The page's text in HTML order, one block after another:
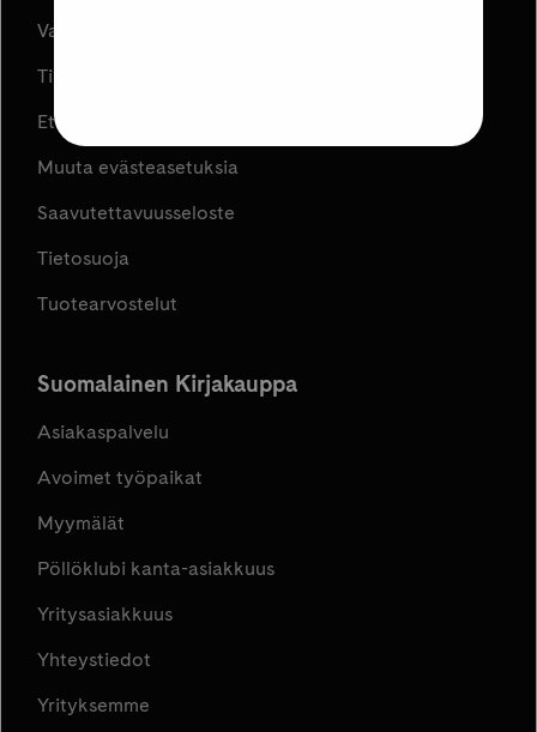
Varaa ja Nouda
Tilaus- ja toimitusehdot
Etujen ja kampanjoiden ehdot
Muuta evästeasetuksia
Saavutettavuusseloste
Tietosuoja
Tuotearvostelut
Suomalainen Kirjakauppa
Asiakaspalvelu
Avoimet työpaikat
Myymälät
Pöllöklubi kanta-asiakkuus
Yritysasiakkuus
Yhteystiedot
Yrityksemme